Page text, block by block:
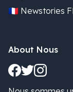
🇫🇷 Newstories
About Nous